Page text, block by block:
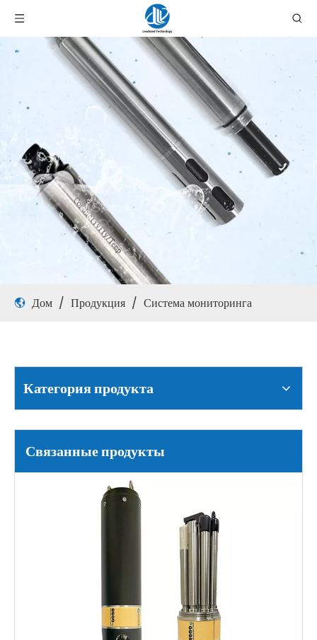
Дом / Продукция / Система мониторинга
Категория продукта
Связанные продукты